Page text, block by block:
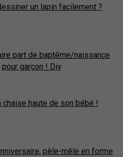
un lapin facilement ?
part de baptême/naissance
pour garçon ! Diy
chaise haute de son bébé !
pèle-mêle en forme